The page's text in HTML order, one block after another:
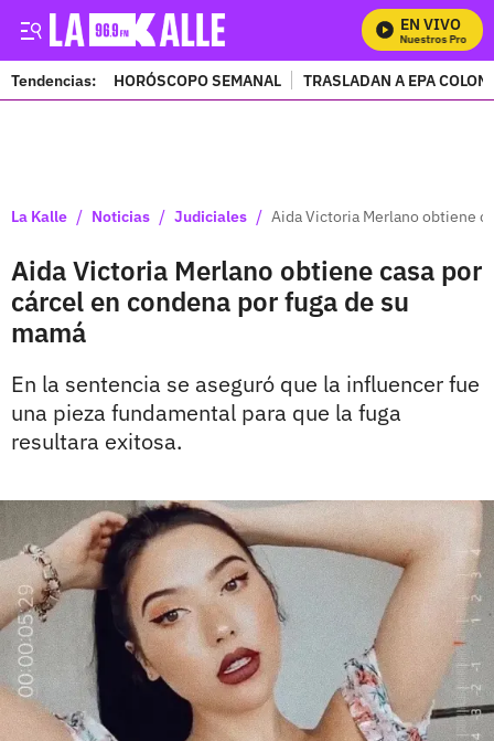
EN VIVO
Mira Todos Nuestros
Tendencias: HORÓSCOPO SEMANAL TRASLADAN A EPA
La Kalle / Noticias / Judiciales / Aida Victoria Merlano obtiene
Aida Victoria Merlano obtiene casa por
cárcel en condena por fuga de su
mamá
En la sentencia se aseguró que la influencer fue
una pieza fundamental para que la fuga
resultara exitosa.